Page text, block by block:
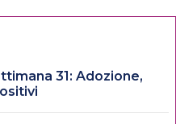
31: Adozione,